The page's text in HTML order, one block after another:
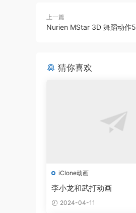
上一篇
Nurien MStar 3D 舞蹈动作5
猜你喜欢
iClone动画
李小龙和武打动画
2024-04-11